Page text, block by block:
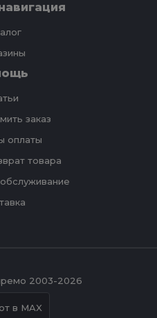
заказ
оплаты
товара
2003-2026
в MAX